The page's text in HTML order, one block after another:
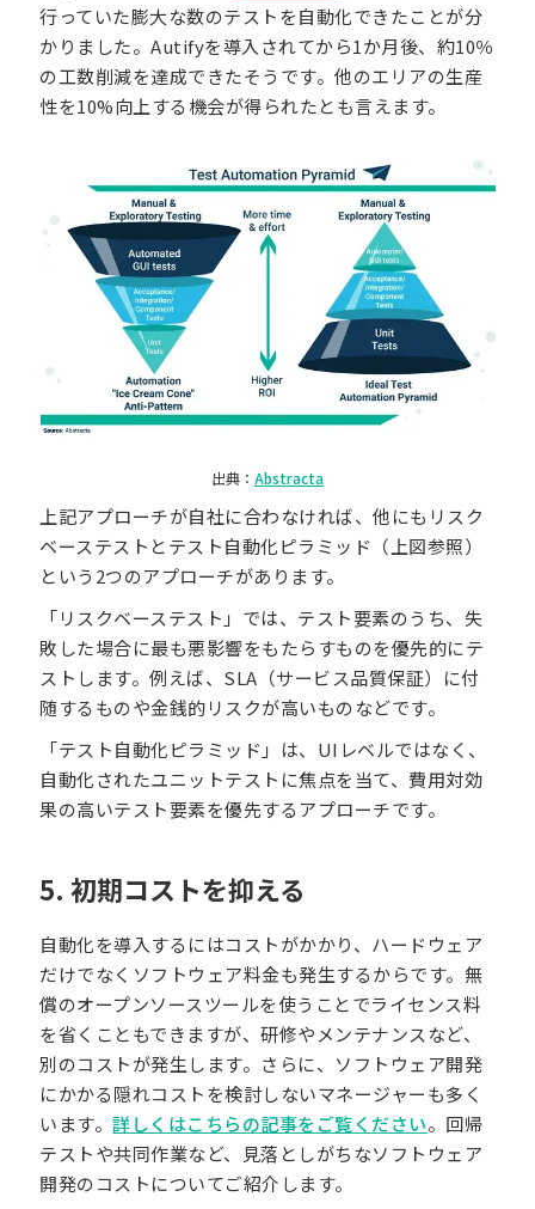
行っていた膨大な数のテストを自動化できたことが分
かりました。Autifyを導入されてから1か月後、約10％
の工数削減を達成できたそうです。他のエリアの生産
性を10%向上する機会が得られたとも言えます。
出典： Abstracta
上記アプローチが自社に合わなければ、他にもリスク
ベーステストとテスト自動化ピラミッド（上図参照）
という2つのアプローチがあります。
「リスクベーステスト」では、テスト要素のうち、失
敗した場合に最も悪影響をもたらすものを優先的にテ
ストします。例えば、SLA（サービス品質保証）に付
随するものや金銭的リスクが高いものなどです。
「テスト自動化ピラミッド」は、UIレベルではなく、
自動化されたユニットテストに焦点を当て、費用対効
果の高いテスト要素を優先するアプローチです。
5. 初期コストを抑える
自動化を導入するにはコストがかかり、ハードウェア
だけでなくソフトウェア料金も発生するからです。無
償のオープンソースツールを使うことでライセンス料
を省くこともできますが、研修やメンテナンスなど、
別のコストが発生します。さらに、ソフトウェア開発
にかかる隠れコストを検討しないマネージャーも多く
います。詳しくはこちらの記事をご覧ください。回帰
テストや共同作業など、見落としがちなソフトウェア
開発のコストについてご紹介します。